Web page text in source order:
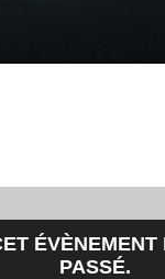
ÉVÈNEMENT
PASSÉ.